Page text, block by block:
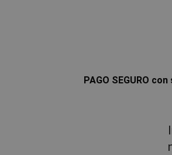
PAGO SEGURO